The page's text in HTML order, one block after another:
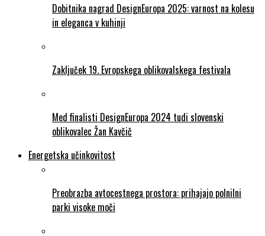
Dobitnika nagrad DesignEuropa 2025: varnost na kolesu
in eleganca v kuhinji
Zaključek 19. Evropskega oblikovalskega festivala
Med finalisti DesignEuropa 2024 tudi slovenski
oblikovalec Žan Kavčič
Energetska učinkovitost
Preobrazba avtocestnega prostora: prihajajo polnilni
parki visoke moči